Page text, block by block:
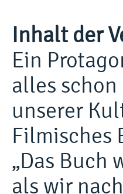
Inhalt der
Ein
alles
unserer
Filmisches
„Das Buch
als wir